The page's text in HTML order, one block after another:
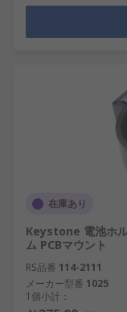
在庫あり
Keystone 電池ホ
ム PCBマウント
RS品番 114-2111
メーカー型番 1025
1個小計：